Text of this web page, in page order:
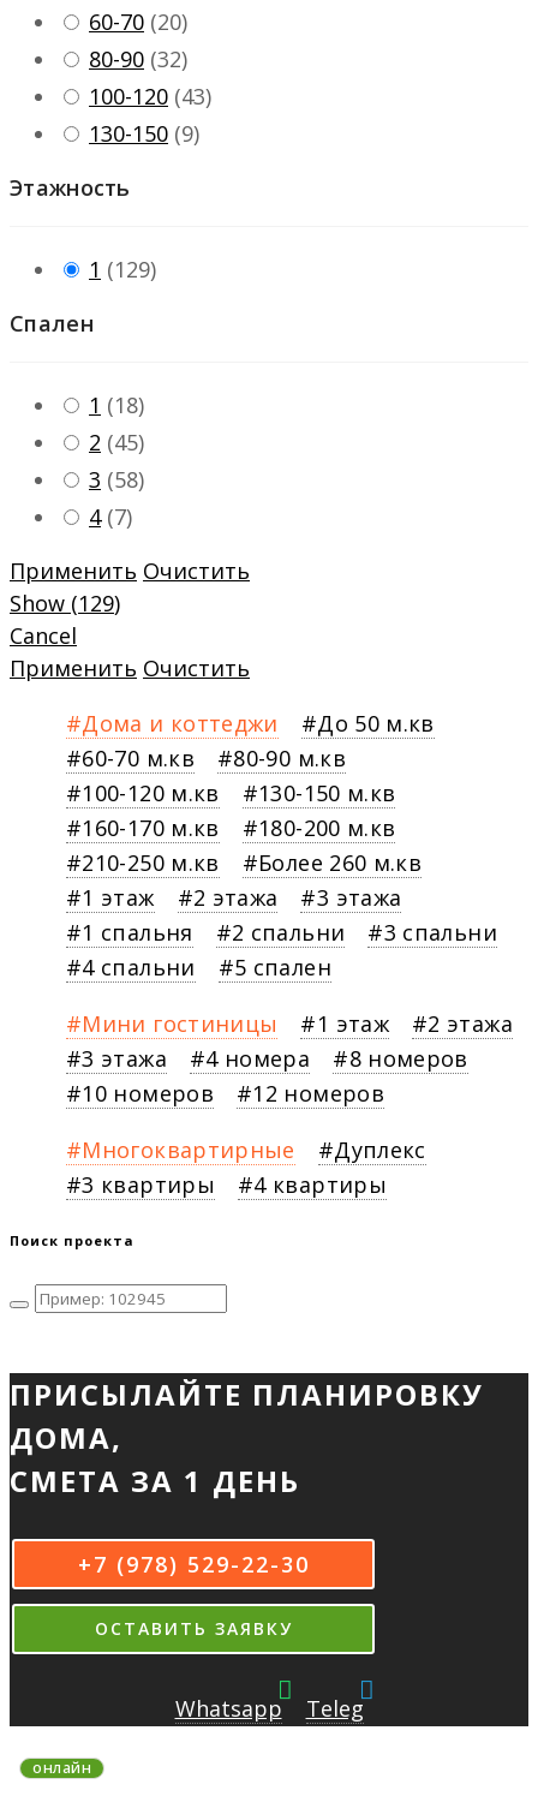
60-70 (20)
80-90 (32)
100-120 (43)
130-150 (9)
Этажность
1 (129)
Спален
1 (18)
2 (45)
3 (58)
4 (7)
Применить Очистить
Show (129)
Cancel
Применить Очистить
Дома и коттеджи
До 50 м.кв
60-70 м.кв
80-90 м.кв
100-120 м.кв
130-150 м.кв
160-170 м.кв
180-200 м.кв
210-250 м.кв
Более 260 м.кв
1 этаж
2 этажа
3 этажа
1 спальня
2 спальни
3 спальни
4 спальни
5 спален
Мини гостиницы
1 этаж
2 этажа
3 этажа
4 номера
8 номеров
10 номеров
12 номеров
Многоквартирные
Дуплекс
3 квартиры
4 квартиры
Поиск проекта
ПРИСЫЛАЙТЕ ПЛАНИРОВКУ
ДОМА,
СМЕТА ЗА 1 ДЕНЬ
+7 (978) 529-22-30
ОСТАВИТЬ ЗАЯВКУ
Whatsapp Teleg
онлайн